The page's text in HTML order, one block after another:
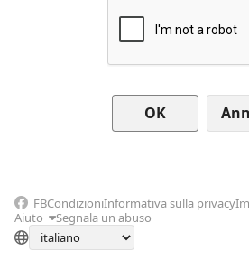
FBCondizioniInformativa sulla privacy
Aiuto
Segnala un abuso